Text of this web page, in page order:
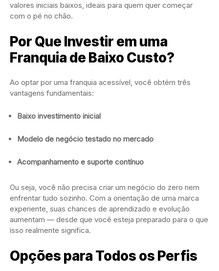
valores iniciais baixos, ideais para quem quer começar
com o pé no chão.
Por Que Investir em uma
Franquia de Baixo Custo?
Ao optar por uma franquia acessível, você obtém três
vantagens fundamentais:
Baixo investimento inicial
Modelo de negócio testado no mercado
Acompanhamento e suporte contínuo
Ou seja, você não precisa criar um negócio do zero nem
enfrentar tudo sozinho. Com a orientação de uma marca
experiente, suas chances de aprendizado e evolução
aumentam — desde que você esteja preparado para o que
isso realmente significa.
Opções para Todos os Perfis